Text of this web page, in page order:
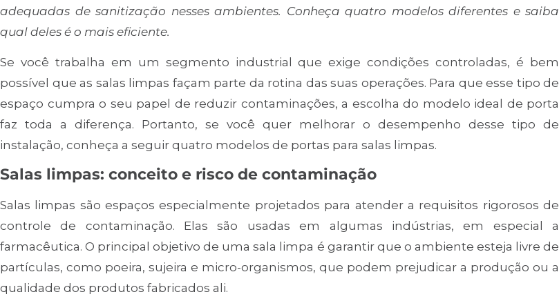
adequadas de sanitização nesses ambientes. Conheça quatro modelos diferentes e saiba
qual deles é o mais eficiente.
Se você trabalha em um segmento industrial que exige condições controladas, é bem
possível que as salas limpas façam parte da rotina das suas operações. Para que esse tipo de
espaço cumpra o seu papel de reduzir contaminações, a escolha do modelo ideal de porta
faz toda a diferença. Portanto, se você quer melhorar o desempenho desse tipo de
instalação, conheça a seguir quatro modelos de portas para salas limpas.
Salas limpas: conceito e risco de contaminação
Salas limpas são espaços especialmente projetados para atender a requisitos rigorosos de
controle de contaminação. Elas são usadas em algumas indústrias, em especial a
farmacêutica. O principal objetivo de uma sala limpa é garantir que o ambiente esteja livre de
partículas, como poeira, sujeira e micro-organismos, que podem prejudicar a produção ou a
qualidade dos produtos fabricados ali.